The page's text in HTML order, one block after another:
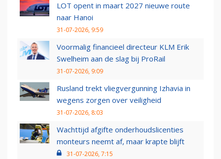
LOT opent in maart 2027 nieuwe route
naar Hanoi
31-07-2026, 9:59
Voormalig financieel directeur KLM Erik
Swelheim aan de slag bij ProRail
31-07-2026, 9:09
Rusland trekt vliegvergunning Izhavia in
wegens zorgen over veiligheid
31-07-2026, 8:03
Wachttijd afgifte onderhoudslicenties
monteurs neemt af, maar krapte blijft
31-07-2026, 7:15